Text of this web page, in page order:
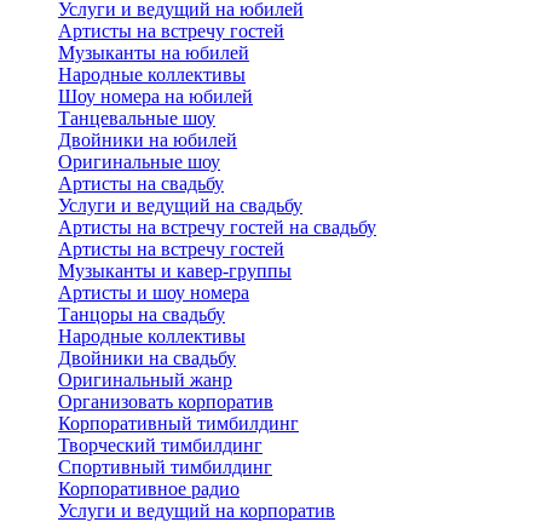
Услуги и ведущий на юбилей
Артисты на встречу гостей
Музыканты на юбилей
Народные коллективы
Шоу номера на юбилей
Танцевальные шоу
Двойники на юбилей
Оригинальные шоу
Артисты на свадьбу
Услуги и ведущий на свадьбу
Артисты на встречу гостей на свадьбу
Артисты на встречу гостей
Музыканты и кавер-группы
Артисты и шоу номера
Танцоры на свадьбу
Народные коллективы
Двойники на свадьбу
Оригинальный жанр
Организовать корпоратив
Корпоративный тимбилдинг
Творческий тимбилдинг
Спортивный тимбилдинг
Корпоративное радио
Услуги и ведущий на корпоратив